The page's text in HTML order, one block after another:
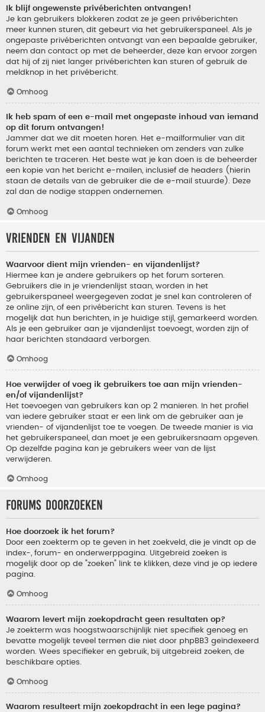
Ik blijf ongewenste privéberichten ontvangen!
Je kan gebruikers blokkeren zodat ze je geen privéberichten
meer kunnen sturen, dit gebeurt via het gebruikerspaneel. Als je
ongepaste privéberichten ontvangt van een bepaalde gebruiker,
neem dan contact op met de beheerder, deze kan ervoor zorgen
dat hij of zij niet langer privéberichten kan sturen of gebruik de
meldknop in het privébericht.
Omhoog
Ik heb spam of een e-mail met ongepaste inhoud van iemand
op dit forum ontvangen!
Jammer dat we dit moeten horen. Het e-mailformulier van dit
forum werkt met een aantal technieken om zenders van zulke
berichten te traceren. Het beste wat je kan doen is de beheerder
een kopie van het bericht e-mailen, inclusief de headers (hierin
staan de details van de gebruiker die de e-mail stuurde). Deze
zal dan de nodige stappen ondernemen.
Omhoog
Vrienden en vijanden
Waarvoor dient mijn vrienden- en vijandenlijst?
Hiermee kan je andere gebruikers op het forum sorteren.
Gebruikers die in je vriendenlijst staan, worden in het
gebruikerspaneel weergegeven zodat je snel kan controleren of
ze online zijn, of een privébericht kan sturen. Tevens is het
mogelijk dat hun berichten, in je huidige stijl, gemarkeerd worden.
Als je een gebruiker aan je vijandenlijst toevoegt, worden zijn of
haar berichten standaard verborgen.
Omhoog
Hoe verwijder of voeg ik gebruikers toe aan mijn vrienden-
en/of vijandenlijst?
Het toevoegen van gebruikers kan op 2 manieren. In het profiel
van iedere gebruiker staat er een link om de gebruiker aan je
vrienden- of vijandenlijst toe te voegen. De tweede manier is via
het gebruikerspaneel, dan moet je een gebruikersnaam opgeven.
Op dezelfde pagina kan je gebruikers weer van de lijst
verwijderen.
Omhoog
Forums doorzoeken
Hoe doorzoek ik het forum?
Door een zoekterm op te geven in het zoekveld, die je vindt op de
index-, forum- en onderwerppagina. Uitgebreid zoeken is
mogelijk door op de "zoeken" link te klikken, deze vind je op iedere
pagina.
Omhoog
Waarom levert mijn zoekopdracht geen resultaten op?
Je zoekterm was hoogstwaarschijnlijk niet specifiek genoeg en
bevatte mogelijk teveel termen die niet door phpBB3 geïndexeerd
worden. Wees specifieker en gebruik, bij uitgebreid zoeken, de
beschikbare opties.
Omhoog
Waarom resulteert mijn zoekopdracht in een lege pagina?